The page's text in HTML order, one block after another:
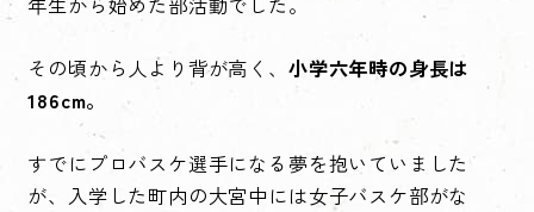
その頃から人より背が高く、 小学六年時の身長は
186cm。
すでにプロバスケ選手になる夢を抱いていました
が、入学した町内の大宮中には女子バスケ部がな